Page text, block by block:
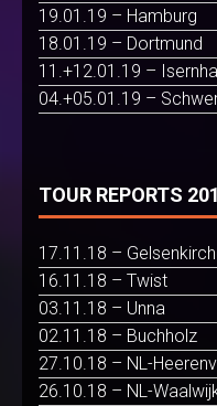
19.01.19 – Hamburg
18.01.19 – Dortmund
11.+12.01.19 –
04.+05.01.19 –
TOUR REPORTS
17.11.18 –
16.11.18 – Twist
03.11.18 – Unna
02.11.18 – Buchholz
27.10.18 – NL-
26.10.18 – NL-